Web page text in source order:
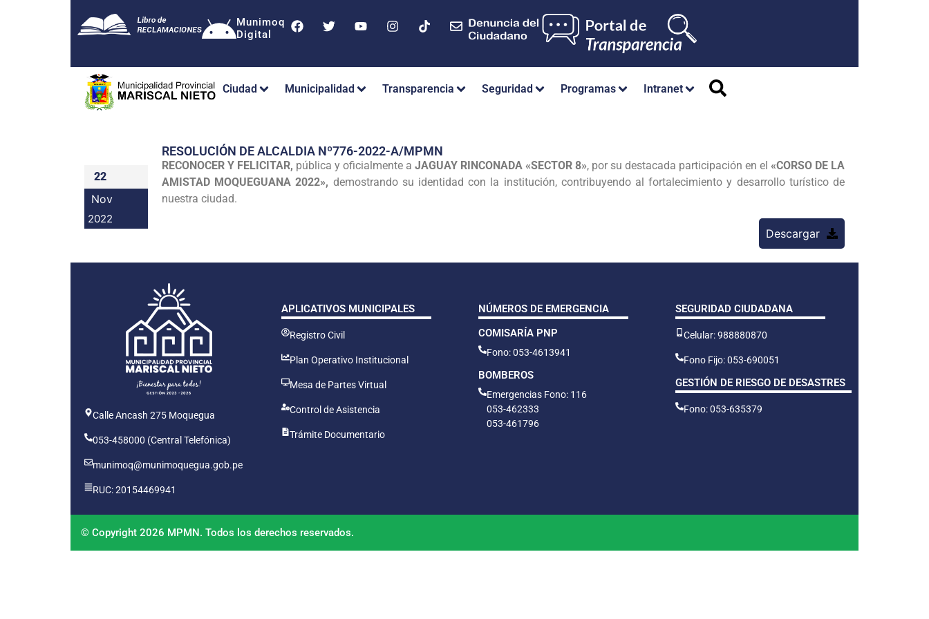
Munimoq
Digital
Ciudad Municipalidad Transparencia Seguridad Programas Intranet
22
Nov
2022
RESOLUClÓN DE ALCALDIA Nº776-2022-A/MPMN
RECONOCER Y FELICITAR, pública y oficialmente a JAGUAY RINCONADA «SECTOR 8», por su destacada participación en el «CORSO DE LA
AMISTAD MOQUEGUANA 2022», demostrando su identidad con la institución, contribuyendo al fortalecimiento y desarrollo turístico de
nuestra ciudad.
Descargar
Calle Ancash 275 Moquegua
053-458000 (Central Telefónica)
munimoq@munimoquegua.gob.pe
RUC: 20154469941
APLICATIVOS MUNICIPALES
Registro Civil
Plan Operativo Institucional
Mesa de Partes Virtual
Control de Asistencia
Trámite Documentario
NÚMEROS DE EMERGENCIA
COMISARÍA PNP
Fono: 053-4613941
BOMBEROS
Emergencias Fono: 116
053-462333
053-461796
SEGURIDAD CIUDADANA
Celular: 988880870
Fono Fijo: 053-690051
GESTIÓN DE RIESGO DE DESASTRES
Fono: 053-635379
© Copyright 2026 MPMN. Todos los derechos reservados.